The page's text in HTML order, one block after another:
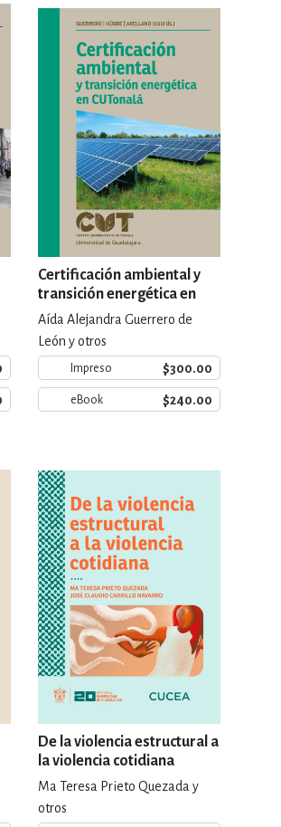
Certificación ambiental y
transición energética en
CUTonalá
Aída Alejandra Guerrero de
León y otros
Impreso $300.00
eBook $240.00
De la violencia estructural a
la violencia cotidiana
Ma Teresa Prieto Quezada y
otros